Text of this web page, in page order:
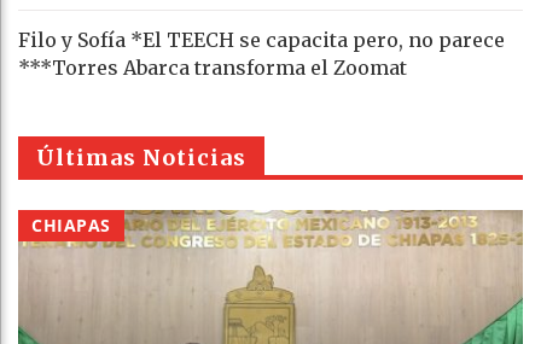
Filo y Sofía *El TEECH se capacita pero, no parece
***Torres Abarca transforma el Zoomat
Últimas Noticias
CHIAPAS